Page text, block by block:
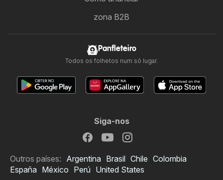
zona B2B
Panfleteiro
Todos os folhetos num só lugar.
Siga-nos
Outros países: Argentina Brasil Chile Colombia
España México Perú United States